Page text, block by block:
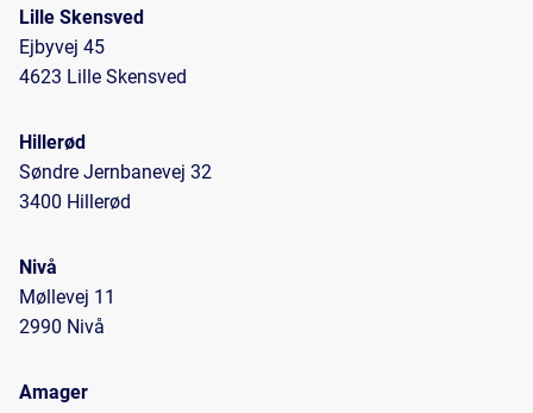
Lille Skensved
Ejbyvej 45
4623 Lille Skensved
Hillerød
Søndre Jernbanevej 32
3400 Hillerød
Nivå
Møllevej 11
2990 Nivå
Amager